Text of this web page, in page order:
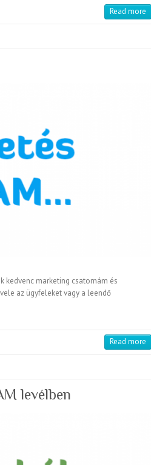
Read more
kedvenc marketing csatornám és
az ügyfeleket vagy a leendő
Read more
levélben